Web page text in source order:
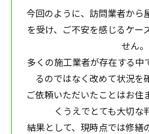
今回のように、訪問業者から
を受け、ご不安を感じるケー
せん。
多くの施工業者が存在する中
るのではなく改めて状況を
ご依頼いただいたことはお住
くうえでとても大切な
結果として、現時点では修繕